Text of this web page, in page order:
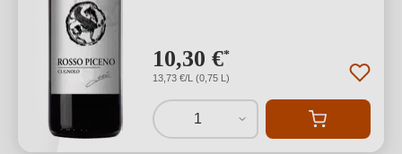
10,30 €*
13,73 €/L (0,75 L)
1